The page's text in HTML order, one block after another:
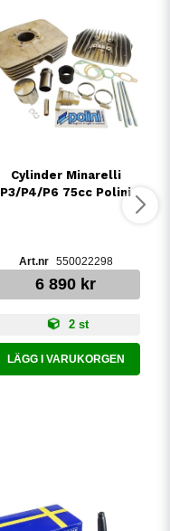
Cylinder Minarelli
P3/P4/P6 75cc Polini
550022298
6 890 kr
2 st
LÄGG I VARUKORGEN